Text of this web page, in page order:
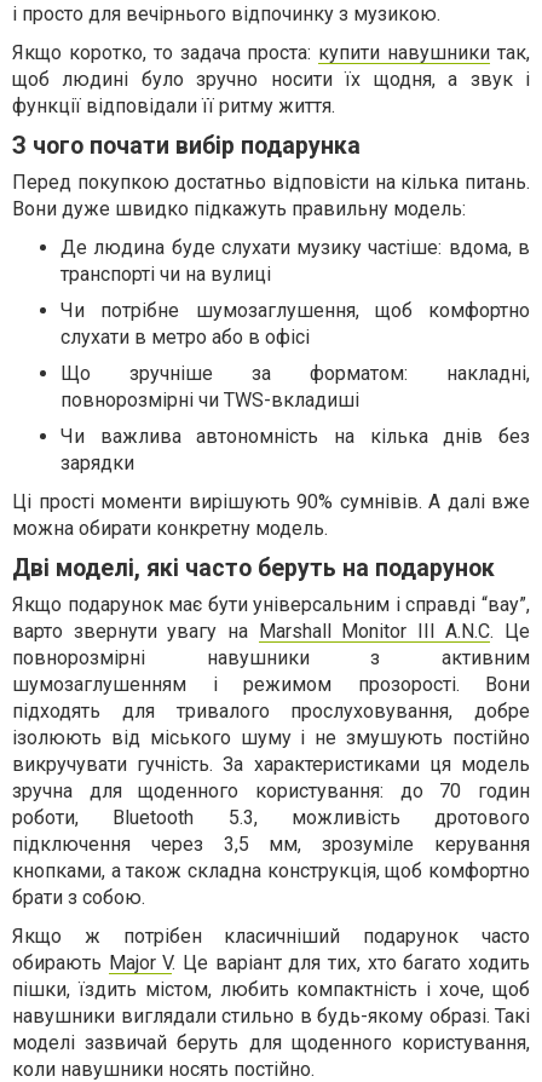
і просто для вечірнього відпочинку з музикою.
Якщо коротко, то задача проста: купити навушники так,
щоб людині було зручно носити їх щодня, а звук і
функції відповідали її ритму життя.
З чого почати вибір подарунка
Перед покупкою достатньо відповісти на кілька питань.
Вони дуже швидко підкажуть правильну модель:
Де людина буде слухати музику частіше: вдома, в
транспорті чи на вулиці
Чи потрібне шумозаглушення, щоб комфортно
слухати в метро або в офісі
Що зручніше за форматом: накладні,
повнорозмірні чи TWS-вкладиші
Чи важлива автономність на кілька днів без
зарядки
Ці прості моменти вирішують 90% сумнівів. А далі вже
можна обирати конкретну модель.
Дві моделі, які часто беруть на подарунок
Якщо подарунок має бути універсальним і справді “вау”,
варто звернути увагу на Marshall Monitor III A.N.C. Це
повнорозмірні навушники з активним
шумозаглушенням і режимом прозорості. Вони
підходять для тривалого прослуховування, добре
ізолюють від міського шуму і не змушують постійно
викручувати гучність. За характеристиками ця модель
зручна для щоденного користування: до 70 годин
роботи, Bluetooth 5.3, можливість дротового
підключення через 3,5 мм, зрозуміле керування
кнопками, а також складна конструкція, щоб комфортно
брати з собою.
Якщо ж потрібен класичніший подарунок часто
обирають Major V. Це варіант для тих, хто багато ходить
пішки, їздить містом, любить компактність і хоче, щоб
навушники виглядали стильно в будь-якому образі. Такі
моделі зазвичай беруть для щоденного користування,
коли навушники носять постійно.